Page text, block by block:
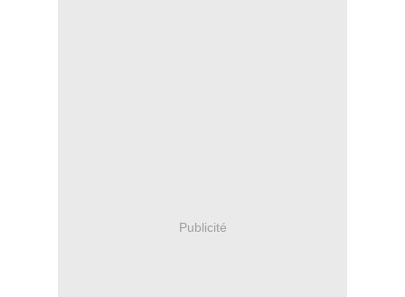
Publicité